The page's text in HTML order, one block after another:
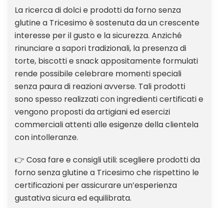
La ricerca di dolci e prodotti da forno senza
glutine a Tricesimo è sostenuta da un crescente
interesse per il gusto e la sicurezza. Anziché
rinunciare a sapori tradizionali, la presenza di
torte, biscotti e snack appositamente formulati
rende possibile celebrare momenti speciali
senza paura di reazioni avverse. Tali prodotti
sono spesso realizzati con ingredienti certificati e
vengono proposti da artigiani ed esercizi
commerciali attenti alle esigenze della clientela
con intolleranze.
👉 Cosa fare e consigli utili: scegliere prodotti da
forno senza glutine a Tricesimo che rispettino le
certificazioni per assicurare un’esperienza
gustativa sicura ed equilibrata.